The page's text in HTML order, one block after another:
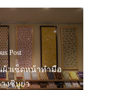
Post
ผ้าเช็ดหน้าทำมือ
งชิบูย่า
ประเทศญี่ปุ่น
เที่ยวญี่ปุ่นด้ว
เอง
รถบัส